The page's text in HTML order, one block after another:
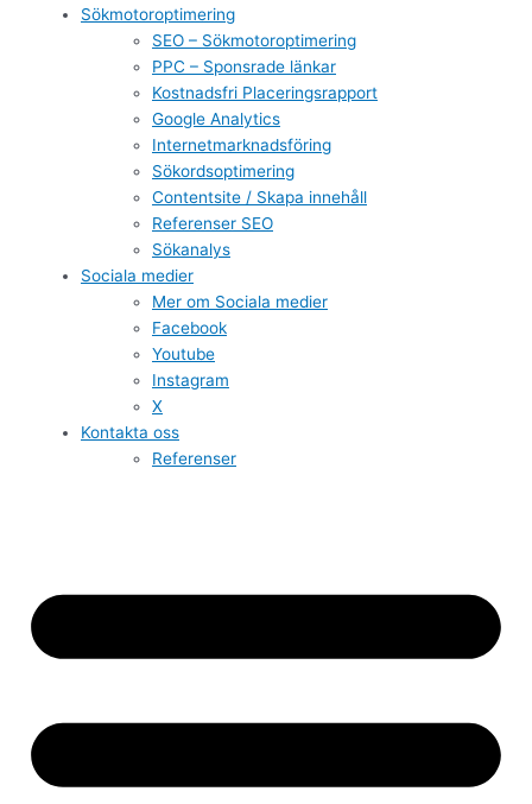
Sökmotoroptimering
SEO – Sökmotoroptimering
PPC – Sponsrade länkar
Kostnadsfri Placeringsrapport
Google Analytics
Internetmarknadsföring
Sökordsoptimering
Contentsite / Skapa innehåll
Referenser SEO
Sökanalys
Sociala medier
Mer om Sociala medier
Facebook
Youtube
Instagram
X
Kontakta oss
Referenser